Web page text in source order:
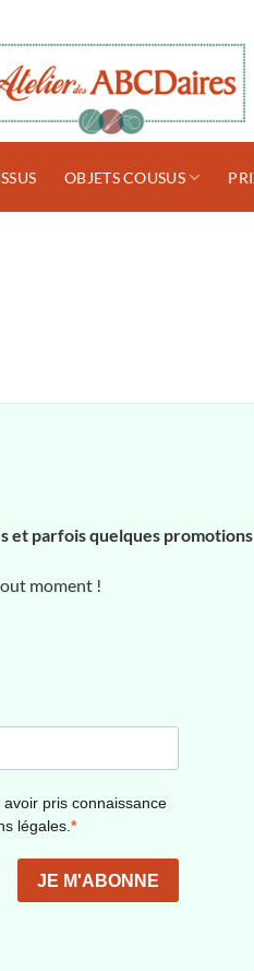
OBJETS COUSUS
et parfois quelques promotions
moment !